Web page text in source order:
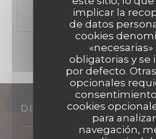
implicar la
de datos
cookies
«necesarias»
obligatorias y se
por defecto.
opcionales
cookies
para
navegación,
DIRECCIÓN